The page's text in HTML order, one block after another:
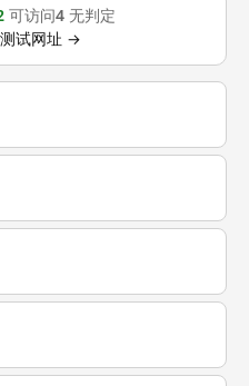
可访问4 无判定
试网址 →